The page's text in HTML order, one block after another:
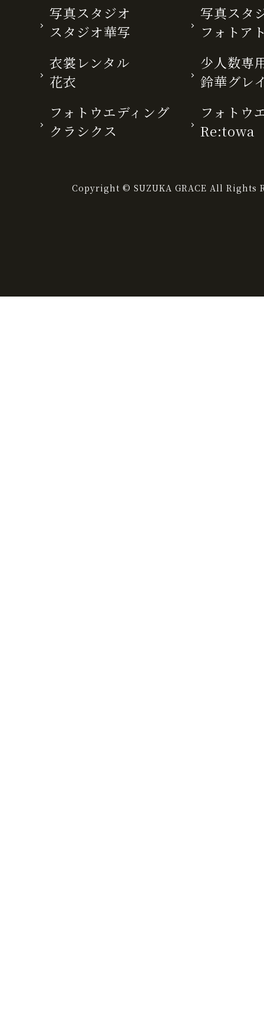
写真スタジオ
スタジオ華写
写真スタ
フォトア
衣裳レンタル
花衣
少人数専
鈴華グレ
フォトウエディング
クラシクス
フォトウ
Re:towa
Copyright © SUZUKA GRACE All Rights